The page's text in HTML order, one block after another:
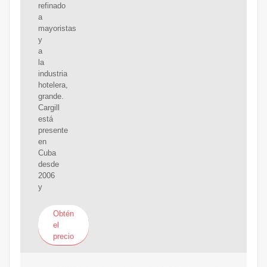
refinado
a
mayoristas
y
a
la
industria
hotelera,
grande.
Cargill
está
presente
en
Cuba
desde
2006
y
Obtén
el
precio